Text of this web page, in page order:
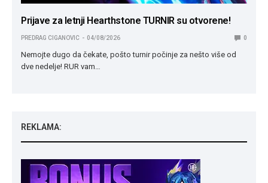
Prijave za letnji Hearthstone TURNIR su otvorene!
PREDRAG CIGANOVIC 04/08/2026 0
Nemojte dugo da čekate, pošto turnir počinje za nešto više od
dve nedelje! RUR vam…
REKLAMA: